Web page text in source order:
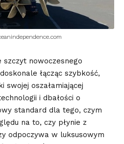
szczyt nowoczesnego
łącząc szybkość,
swojej oszałamiającej
i dbałości o
standard dla tego, czym
na to, czy płynie z
odpoczywa w luksusowym